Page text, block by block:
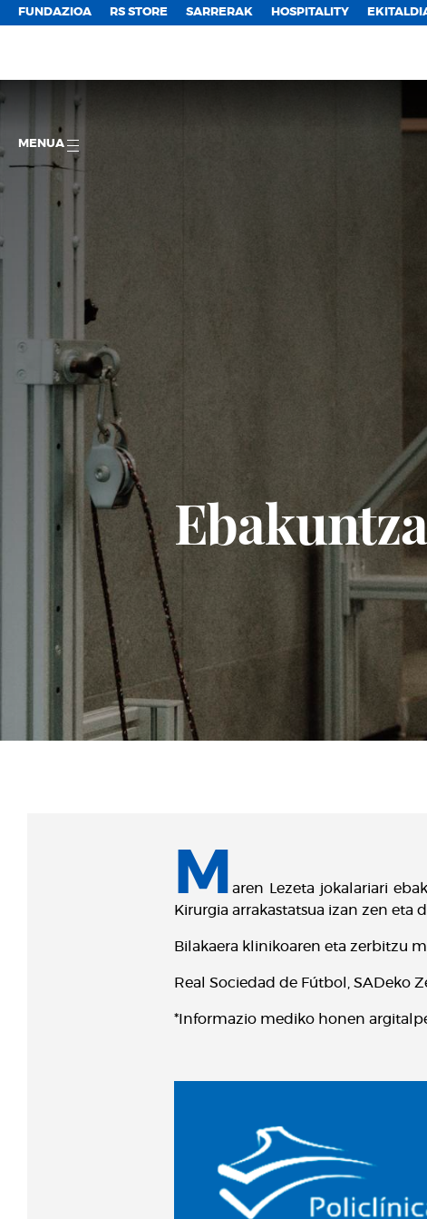
FUNDAZIOA RS STORE SARRERAK HOSPITALITY
MENUA
M
aren Lezeta jokalariari
Kirurgia arrakastatsua izan zen eta
Bilakaera klinikoaren eta zerbitzu
Real Sociedad de Fútbol, SADeko
*Informazio mediko honen